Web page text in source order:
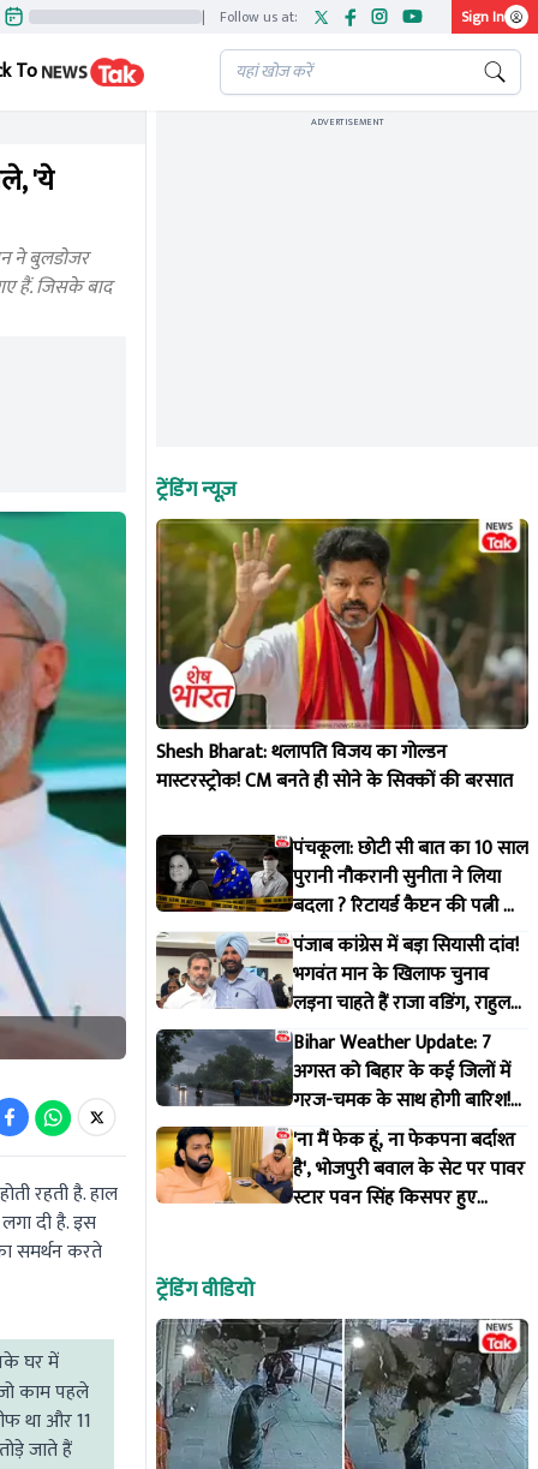
| Follow us at: Sign In
To
'ये
ने बुलडोजर
हैं. जिसके बाद
रहती है. हाल
दी है. इस
समर्थन करते
घर में
काम पहले
था और 11
जाते हैं
ADVERTISEMENT
ट्रेंडिंग न्यूज़
Shesh Bharat: थलापति विजय का गोल्डन
मास्टरस्ट्रोक! CM बनते ही सोने के सिक्कों की बरसात
पंचकूला: छोटी सी बात का 10 साल
पुरानी नौकरानी सुनीता ने लिया
बदला ? रिटायर्ड कैप्टन की पत्नी के
साथ क्या हुआ ?
पंजाब कांग्रेस में बड़ा सियासी दांव!
भगवंत मान के खिलाफ चुनाव
लड़ना चाहते हैं राजा वडिंग, राहुल
गांधी से मांगी हरी झंडी
Bihar Weather Update: 7
अगस्त को बिहार के कई जिलों में
गरज-चमक के साथ होगी बारिश!
IMD ने जारी किया अलर्ट
'ना मैं फेक हूं, ना फेकपना बर्दाश्त
है', भोजपुरी बवाल के सेट पर पावर
स्टार पवन सिंह किसपर हुए
ट्रेंडिंग वीडियो